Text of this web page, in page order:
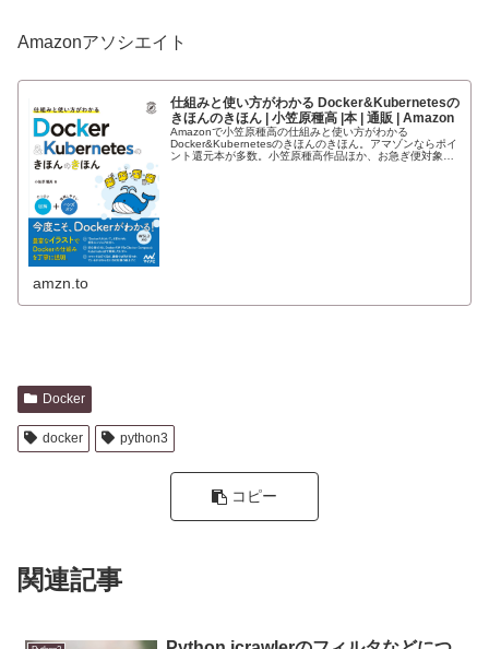
Amazonアソシエイト
仕組みと使い方がわかる Docker&Kubernetesの
きほんのきほん | 小笠原種高 |本 | 通販 | Amazon
Amazonで小笠原種高の仕組みと使い方がわかる
Docker&Kubernetesのきほんのきほん。アマゾンならポイ
ント還元本が多数。小笠原種高作品ほか、お急ぎ便対象商
amzn.to
Docker
docker python3
コピー
関連記事